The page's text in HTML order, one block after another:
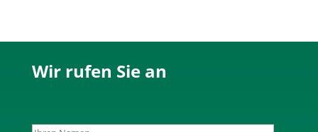
Wir rufen Sie an